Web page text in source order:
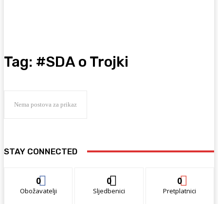
Tag: #SDA o Trojki
Nema postova za prikaz
STAY CONNECTED
0
Obožavatelji
0
Sljedbenici
0
Pretplatnici